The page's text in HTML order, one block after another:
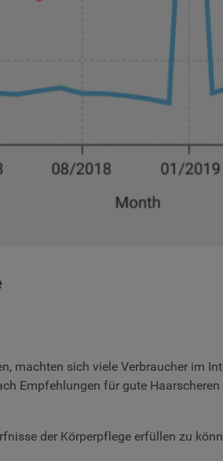
machten sich viele Verbraucher im
Empfehlungen für gute
der Körperpflege erfüllen zu